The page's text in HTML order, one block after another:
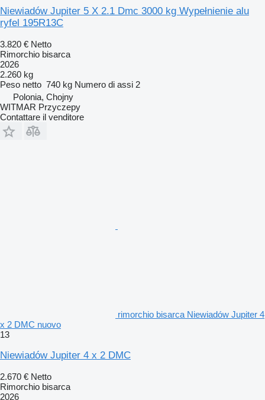
Niewiadów Jupiter 5 X 2.1 Dmc 3000 kg Wypełnienie alu
ryfel 195R13C
3.820 € Netto
Rimorchio bisarca
2026
2.260 kg
Peso netto 740 kg Numero di assi 2
Polonia, Chojny
WITMAR Przyczepy
Contattare il venditore
rimorchio bisarca Niewiadów Jupiter 4
x 2 DMC nuovo
13
Niewiadów Jupiter 4 x 2 DMC
2.670 € Netto
Rimorchio bisarca
2026